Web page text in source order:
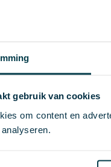
gebruik van cookies
om content en
warm. Getest en
getest op ftalaten
strak ogende
geschenkverpakking.